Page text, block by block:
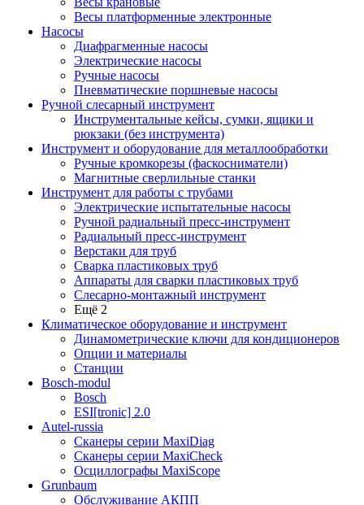
Весы платформенные электронные
Насосы
Диафрагменные насосы
Электрические насосы
Ручные насосы
Пневматические поршневые насосы
Ручной слесарный инструмент
Инструментальные кейсы, сумки, ящики и
рюкзаки (без инструмента)
Инструмент и оборудование для металлообработки
Ручные кромкорезы (фаскосниматели)
Магнитные сверлильные станки
Инструмент для работы с трубами
Электрические испытательные насосы
Ручной радиальный пресс-инструмент
Радиальный пресс-инструмент
Верстаки для труб
Сварка пластиковых труб
Аппараты для сварки пластиковых труб
Слесарно-монтажный инструмент
Ещё 2
Климатическое оборудование и инструмент
Динамометрические ключи для кондиционеров
Опции и материалы
Станции
Bosch-modul
Bosch
ESI[tronic] 2.0
Autel-russia
Сканеры серии MaxiDiag
Сканеры серии MaxiCheck
Осциллографы MaxiScope
Grunbaum
Обслуживание АКПП